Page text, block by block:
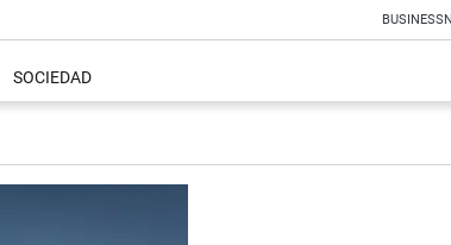
BUSINESS
SOCIEDAD